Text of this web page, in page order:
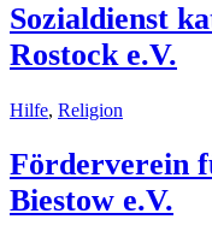
Sozialdienst
Rostock e.V.
Hilfe, Religion
Förderverein
Biestow e.V.